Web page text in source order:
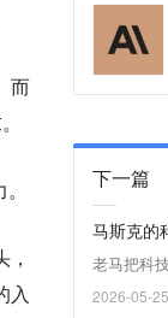
而
入
下一篇
马斯克的
老马把科
2026-05-25